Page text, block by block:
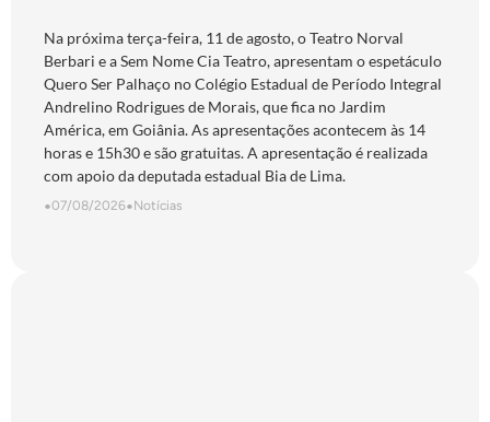
Na próxima terça-feira, 11 de agosto, o Teatro Norval
Berbari e a Sem Nome Cia Teatro, apresentam o espetáculo
Quero Ser Palhaço no Colégio Estadual de Período Integral
Andrelino Rodrigues de Morais, que fica no Jardim
América, em Goiânia. As apresentações acontecem às 14
horas e 15h30 e são gratuitas. A apresentação é realizada
com apoio da deputada estadual Bia de Lima.
•07/08/2026•Notícias